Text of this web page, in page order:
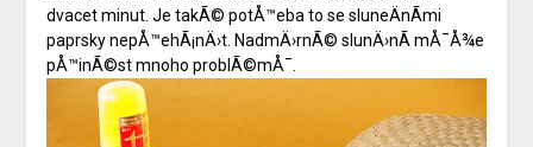
dvacet minut. Je takÃ© potÅ™eba to se sluneÄnÃ­mi
paprsky nepÅ™ehÃ¡nÄ›t. NadmÄ›rnÃ© slunÄ›nÃ­ mÅ¯Å¾e
pÅ™inÃ©st mnoho problÃ©mÅ¯.